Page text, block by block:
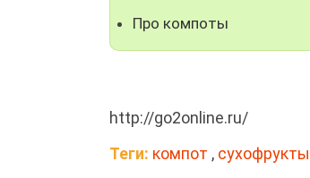
Про компоты
http://go2online.ru/
Теги: компот , сухофрукты